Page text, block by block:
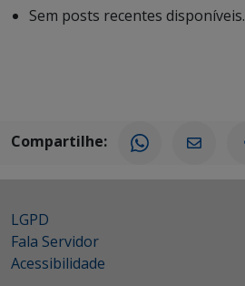
Sem posts recentes disponíveis.
Compartilhe:
LGPD
Fala Servidor
Acessibilidade